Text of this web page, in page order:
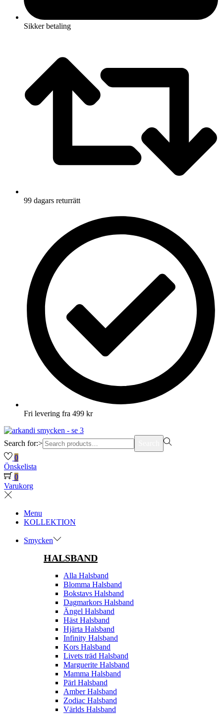
Sikker betaling
99 dagars returrätt
Fri levering fra 499 kr
Search for:>
0
Önskelista
0
Varukorg
Menu
KOLLEKTION
Smycken
HALSBAND
Alla Halsband
Blomma Halsband
Bokstavs Halsband
Dagmarkors Halsband
Ängel Halsband
Häst Halsband
Hjärta Halsband
Infinity Halsband
Kors Halsband
Livets träd Halsband
Marguerite Halsband
Mamma Halsband
Pärl Halsband
Amber Halsband
Zodiac Halsband
Världs Halsband